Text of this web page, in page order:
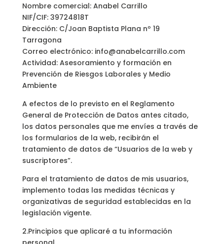
Nombre comercial: Anabel Carrillo
NIF/CIF: 39724818T
Dirección: C/Joan Baptista Plana nº 19
Tarragona
Correo electrónico: info@anabelcarrillo.com
Actividad: Asesoramiento y formación en
Prevención de Riesgos Laborales y Medio
Ambiente
A efectos de lo previsto en el Reglamento
General de Protección de Datos antes citado,
los datos personales que me envíes a través de
los formularios de la web, recibirán el
tratamiento de datos de “Usuarios de la web y
suscriptores”.
Para el tratamiento de datos de mis usuarios,
implemento todas las medidas técnicas y
organizativas de seguridad establecidas en la
legislación vigente.
2.Principios que aplicaré a tu información